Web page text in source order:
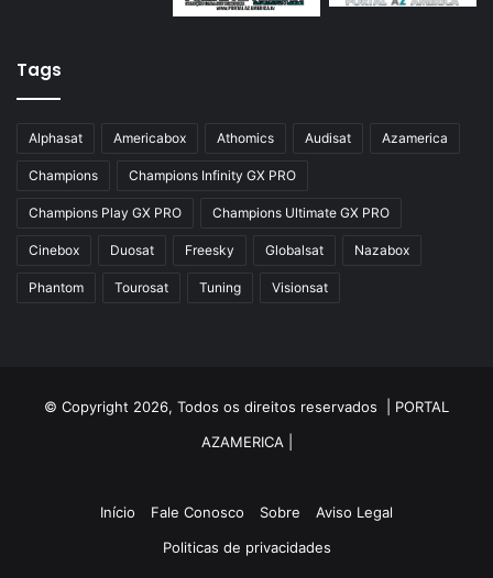
Azamerica Silver IPTV
Azbox Like
Azfox
Azgold
Azplus
Azsat
Blade B1
Champions
Champions PRO GX
Champions Super GX
Tags
Alphasat Americabox Athomics Audisat Azamerica
Champions Champions Infinity GX PRO
Champions Play GX PRO Champions Ultimate GX PRO
Cinebox Duosat Freesky Globalsat Nazabox
Phantom Tourosat Tuning Visionsat
© Copyright 2026, Todos os direitos reservados | PORTAL
AZAMERICA
Início Fale Conosco Sobre
Aviso Legal
Politicas de privacidades